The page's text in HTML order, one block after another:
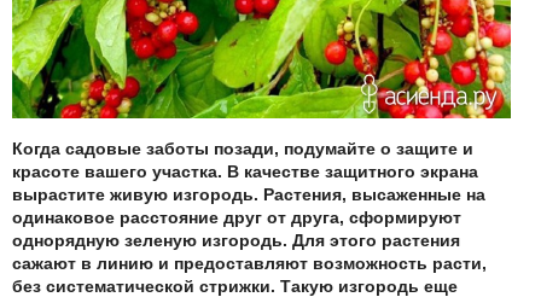
Когда садовые заботы позади, подумайте о защите и
красоте вашего участка. В качестве защитного экрана
вырастите живую изгородь. Растения, высаженные на
одинаковое расстояние друг от друга, сформируют
однорядную зеленую изгородь. Для этого растения
сажают в линию и предоставляют возможность расти,
без систематической стрижки. Такую изгородь еще